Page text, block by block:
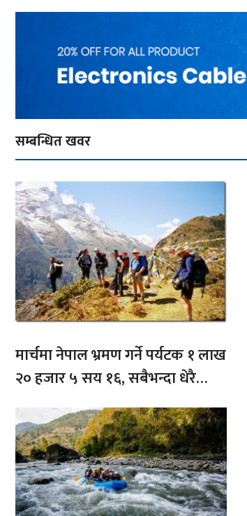
सम्बन्धित खवर
मार्चमा नेपाल भ्रमण गर्ने पर्यटक १ लाख
२० हजार ५ सय १६, सबैभन्दा धेरै
भारतबाट